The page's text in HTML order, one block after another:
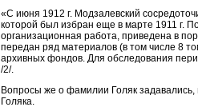
«С июня 1912 г. Модзалевский
которой был избран еще в марте 1911 г.
организационная работа, приведена в
передан ряд материалов (в том числе 8
архивных фондов. Для обследования
/2/.
Вопросы же о фамилии Голяк задавались,
Голяка.